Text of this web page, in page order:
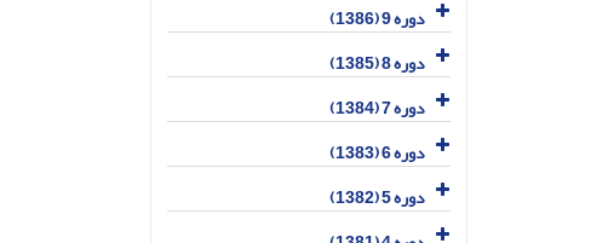
دوره 9 (1386)
دوره 8 (1385)
دوره 7 (1384)
دوره 6 (1383)
دوره 5 (1382)